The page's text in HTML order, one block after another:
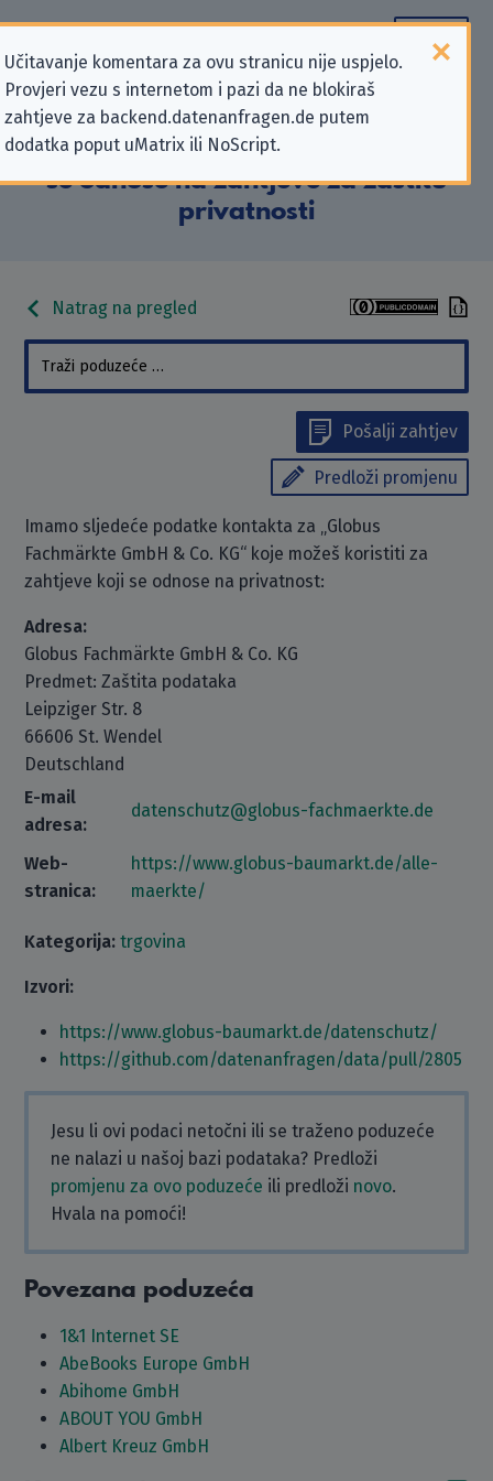
Učitavanje komentara za ovu stranicu nije uspjelo.
Provjeri vezu s internetom i pazi da ne blokiraš
zahtjeve za backend.datenanfragen.de putem
dodatka poput uMatrix ili NoScript.
Podaci kontakta „Globus
Fachmärkte GmbH & Co. KG” koji
se odnose na zahtjeve za zaštitu
privatnosti
Natrag na pregled
Pošalji zahtjev
Predloži promjenu
Imamo sljedeće podatke kontakta za „Globus
Fachmärkte GmbH & Co. KG“ koje možeš koristiti za
zahtjeve koji se odnose na privatnost:
Adresa:
Globus Fachmärkte GmbH & Co. KG
Predmet: Zaštita podataka
Leipziger Str. 8
66606 St. Wendel
Deutschland
E-mail
adresa:
datenschutz@globus-fachmaerkte.de
Web-
stranica:
https://www.globus-baumarkt.de/alle-
maerkte/
Kategorija: trgovina
Izvori:
https://www.globus-baumarkt.de/datenschutz/
https://github.com/datenanfragen/data/pull/2805
Jesu li ovi podaci netočni ili se traženo poduzeće
ne nalazi u našoj bazi podataka? Predloži
promjenu za ovo poduzeće ili predloži novo.
Hvala na pomoći!
Povezana poduzeća
1&1 Internet SE
AbeBooks Europe GmbH
Abihome GmbH
ABOUT YOU GmbH
Albert Kreuz GmbH